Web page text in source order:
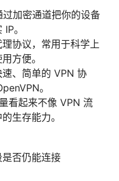
加密通道把你的设备
。
协议，常用于科学上
方便。
、简单的 VPN 协
。
看起来不像 VPN 流
生存能力。
否仍能连接